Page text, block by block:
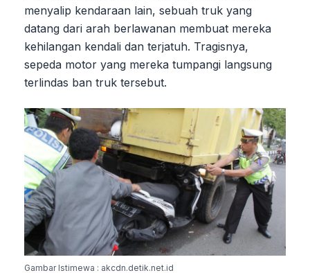
menyalip kendaraan lain, sebuah truk yang
datang dari arah berlawanan membuat mereka
kehilangan kendali dan terjatuh. Tragisnya,
sepeda motor yang mereka tumpangi langsung
terlindas ban truk tersebut.
Gambar Istimewa : akcdn.detik.net.id